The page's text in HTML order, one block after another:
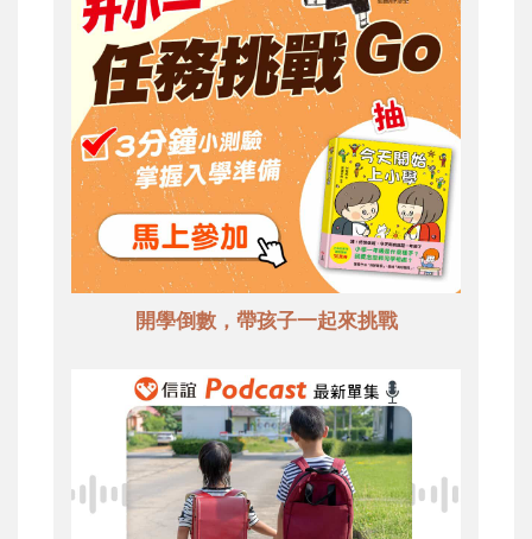
開學倒數，帶孩子一起來挑戰